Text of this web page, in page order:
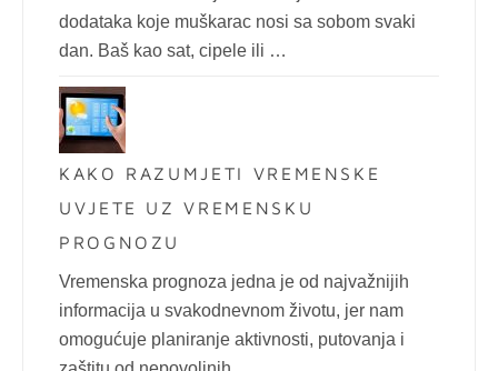
dodataka koje muškarac nosi sa sobom svaki
dan. Baš kao sat, cipele ili …
KAKO RAZUMJETI VREMENSKE
UVJETE UZ VREMENSKU
PROGNOZU
Vremenska prognoza jedna je od najvažnijih
informacija u svakodnevnom životu, jer nam
omogućuje planiranje aktivnosti, putovanja i